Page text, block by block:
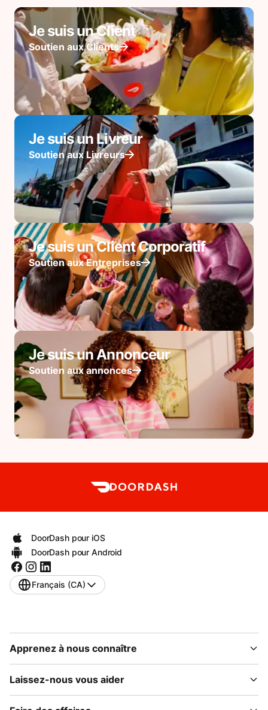
Je suis un Client
Soutien aux Clients
Je suis un Livreur
Soutien aux Livreurs
Je suis un Client Corporatif
Soutien aux Entreprises
Je suis un Annonceur
Soutien aux annonces
DoorDash pour iOS
DoorDash pour Android
Français (CA)
Apprenez à nous connaître
Laissez-nous vous aider